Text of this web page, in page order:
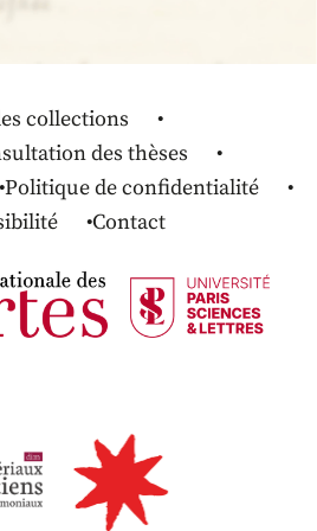
collections
des thèses
Politique de confidentialité
Contact